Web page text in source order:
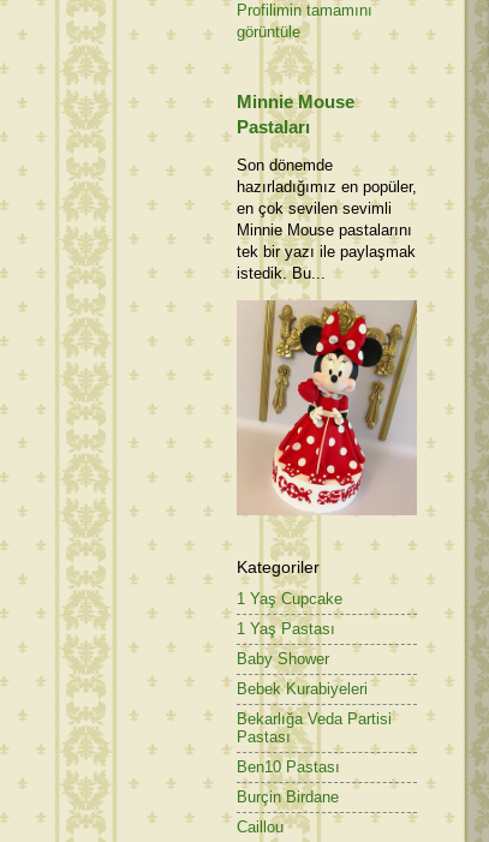
Profilimin tamamını
görüntüle
Minnie Mouse
Pastaları
Son dönemde
hazırladığımız en popüler,
en çok sevilen sevimli
Minnie Mouse pastalarını
tek bir yazı ile paylaşmak
istedik. Bu...
Kategoriler
1 Yaş Cupcake
1 Yaş Pastası
Baby Shower
Bebek Kurabiyeleri
Bekarlığa Veda Partisi
Pastası
Ben10 Pastası
Burçin Birdane
Caillou